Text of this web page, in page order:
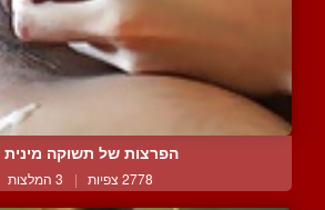
הפרצות של תשוקה מינית
2778 צפיות | 3 המלצות